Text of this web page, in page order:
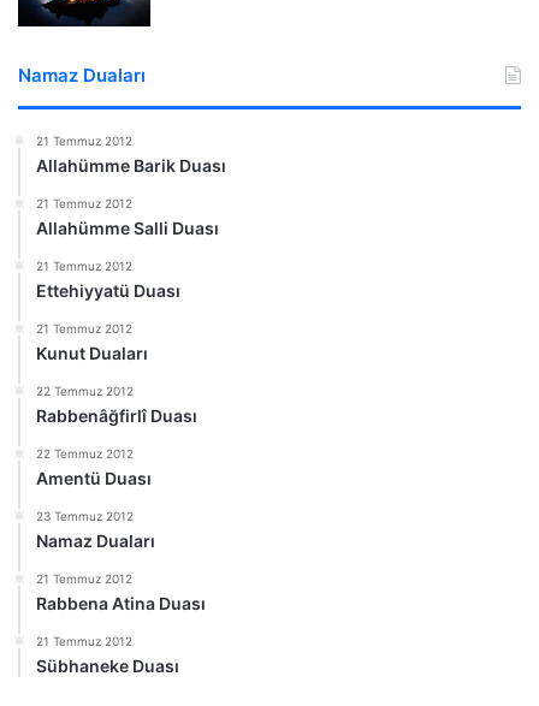
Namaz Duaları
21 Temmuz 2012
Allahümme Barik Duası
21 Temmuz 2012
Allahümme Salli Duası
21 Temmuz 2012
Ettehiyyatü Duası
21 Temmuz 2012
Kunut Duaları
22 Temmuz 2012
Rabbenâğfirlî Duası
22 Temmuz 2012
Amentü Duası
23 Temmuz 2012
Namaz Duaları
21 Temmuz 2012
Rabbena Atina Duası
21 Temmuz 2012
Sübhaneke Duası